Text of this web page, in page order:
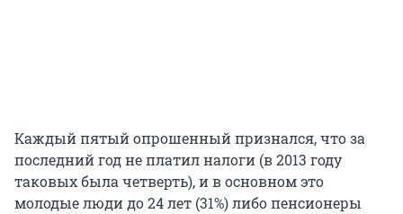
Каждый пятый опрошенный признался, что за
последний год не платил налоги (в 2013 году
таковых была четверть), и в основном это
молодые люди до 24 лет (31%) либо пенсионеры